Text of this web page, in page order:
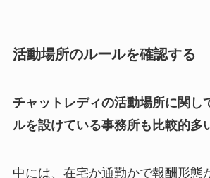
活動場所のルールを確認する
チャットレディの活動場所に関し
ルを設けている事務所も比較的多
中には、在宅か通勤かで報酬形態